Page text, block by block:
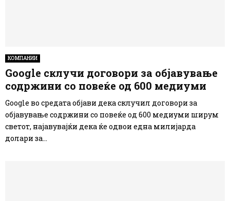
КОМПАНИИ
Google склучи договори за објавување
содржини со повеќе од 600 медиуми
Google во средата објави дека склучил договори за
објавување содржини со повеќе од 600 медиуми ширум
светот, најавувајќи дека ќе одвои една милијарда
долари за...